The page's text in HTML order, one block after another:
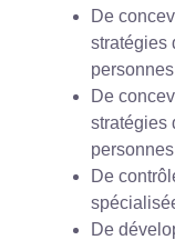
De
stratégies
De
stratégies
De
De